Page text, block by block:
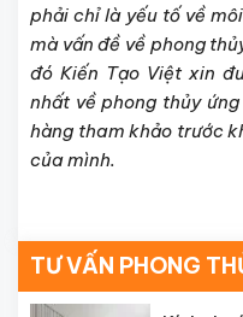
phải chỉ là yếu tố về
mà vấn đề về phong
đó Kiến Tạo Việt xin
nhất về phong thủy
hàng tham khảo trước
của mình.
TƯ VẤN PHONG